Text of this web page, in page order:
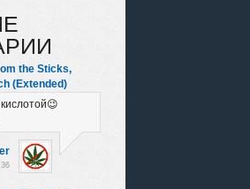
the Sticks,
(Extended)